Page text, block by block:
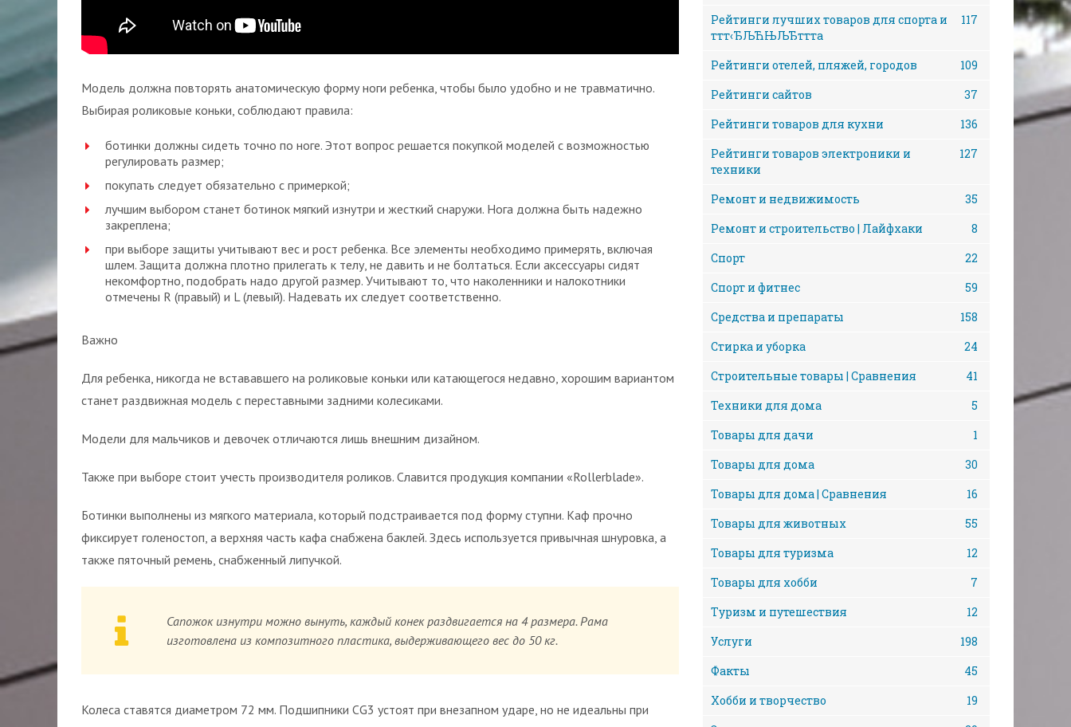
Модель должна повторять анатомическую форму ноги ребенка, чтобы было удобно и не травматично.
Выбирая роликовые коньки, соблюдают правила:
ботинки должны сидеть точно по ноге. Этот вопрос решается покупкой моделей с возможностью
регулировать размер;
покупать следует обязательно с примеркой;
лучшим выбором станет ботинок мягкий изнутри и жесткий снаружи. Нога должна быть надежно
закреплена;
при выборе защиты учитывают вес и рост ребенка. Все элементы необходимо примерять, включая
шлем. Защита должна плотно прилегать к телу, не давить и не болтаться. Если аксессуары сидят
некомфортно, подобрать надо другой размер. Учитывают то, что наколенники и налокотники
отмечены R (правый) и L (левый). Надевать их следует соответственно.
Важно
Для ребенка, никогда не встававшего на роликовые коньки или катающегося недавно, хорошим вариантом
станет раздвижная модель с переставными задними колесиками.
Модели для мальчиков и девочек отличаются лишь внешним дизайном.
Также при выборе стоит учесть производителя роликов. Славится продукция компании «Rollerblade».
Ботинки выполнены из мягкого материала, который подстраивается под форму ступни. Каф прочно
фиксирует голеностоп, а верхняя часть кафа снабжена баклей. Здесь используется привычная шнуровка, а
также пяточный ремень, снабженный липучкой.
Сапожок изнутри можно вынуть, каждый конек раздвигается на 4 размера. Рама
изготовлена из композитного пластика, выдерживающего вес до 50 кг.
Колеса ставятся диаметром 72 мм. Подшипники CG3 устоят при внезапном ударе, но не идеальны при
Рейтинги лучших товаров для спорта и
ттт‹ЂЉЋЊЉЂттта
117
Рейтинги отелей, пляжей, городов
109
Рейтинги сайтов
37
Рейтинги товаров для кухни
136
Рейтинги товаров электроники и
техники
127
Ремонт и недвижимость
35
Ремонт и строительство | Лайфхаки
8
Спорт
22
Спорт и фитнес
59
Средства и препараты
158
Стирка и уборка
24
Строительные товары | Сравнения
41
Техники для дома
5
Товары для дачи
1
Товары для дома
30
Товары для дома | Сравнения
16
Товары для животных
55
Товары для туризма
12
Товары для хобби
7
Туризм и путешествия
12
Услуги
198
Факты
45
Хобби и творчество
19